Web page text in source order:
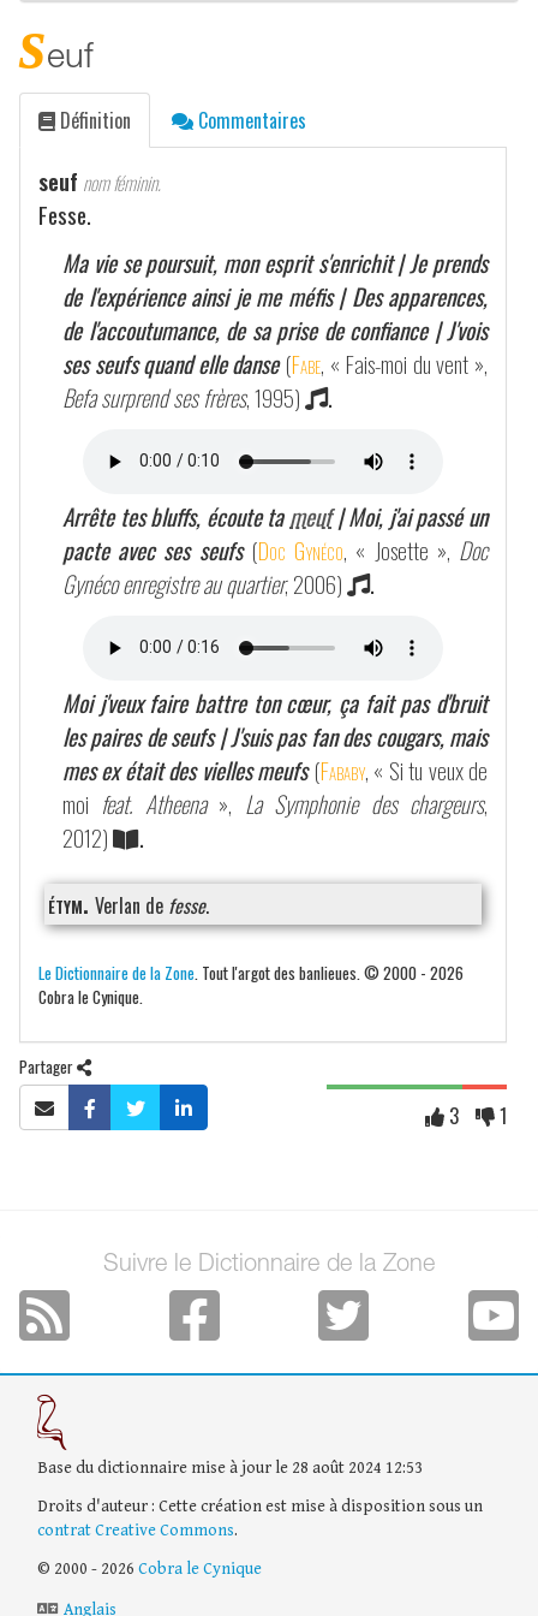
seuf
Définition Commentaires
seuf nom féminin.
Fesse.
Ma vie se poursuit, mon esprit s'enrichit | Je prends
de l'expérience ainsi je me méfis | Des apparences,
de l'accoutumance, de sa prise de confiance | J'vois
ses seufs quand elle danse (Fabe, « Fais-moi du vent »,
Befa surprend ses frères, 1995) .
Arrête tes bluffs, écoute tameuf| Moi, j'ai passé un
pacte avec ses seufs (Doc Gynéco, « Josette », Doc
Gynéco enregistre au quartier, 2006) .
Moi j'veux faire battre ton cœur, ça fait pas d'bruit
les paires de seufs | J'suis pas fan des cougars, mais
mes ex était des vielles meufs (Fababy, « Si tu veux de
moi feat. Atheena», La Symphonie des chargeurs,
2012)
.
étym. Verlan de fesse.
Le Dictionnaire de la Zone . Tout l'argot des banlieues. © 2000 - 2026
Cobra le Cynique.
Partager
3 1
Suivre le Dictionnaire de la Zone
Base du dictionnaire mise à jour le 28 août 2024 12:53
Droits d'auteur : Cette création est mise à disposition sous un
contrat Creative Commons.
© 2000 - 2026 Cobra le Cynique
Anglais